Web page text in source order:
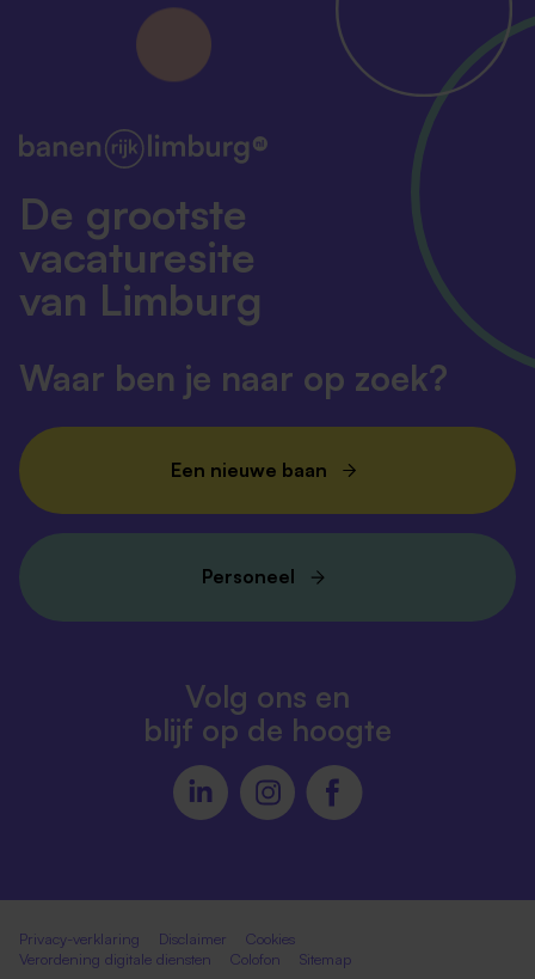
De grootste
vacaturesite
van Limburg
Waar ben je naar op zoek?
Een nieuwe baan
Personeel
Volg ons en
blijf op de hoogte
Privacy-verklaring Disclaimer
Cookies
Verordening digitale diensten
Colofon Sitemap